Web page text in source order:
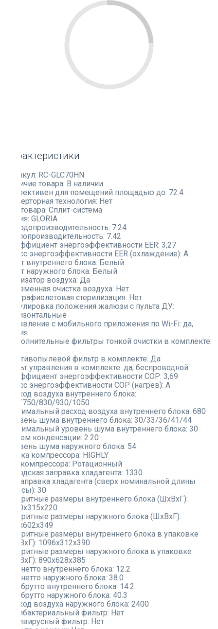
Характеристики
Артикул: RC-GLC70HN
Наличие товара: В наличии
Эффективен для помещений площадью до: 72.4
Инверторная технология: Нет
Тип товара: Сплит-система
Серия: GLORIA
Холодопроизводительность: 7.24
Теплопроизводительность: 7.42
Коэффициент энергоэффективности EER: 3,27
Класс энергоэффективности EER (охлаждение): A
Цвет внутреннего блока: Белый
Цвет наружного блока: Белый
Ионизатор воздуха: Да
Плазменная очистка воздуха: Нет
Ультрафиолетовая стерилизация: Нет
Регулировка положения жалюзи с пульта ДУ:
Горизонтальные
Управление с мобильного приложения по Wi-Fi: да,
опция
Дополнительные фильтры тонкой очистки в комплекте:
Противопылевой фильтр в комплекте: Да
Пульт управления в комплекте: да, беспроводной
Коэффициент энергоэффективности COP: 3,69
Класс энергоэффективности COP (нагрев): A
Расход воздуха внутреннего блока:
680/750/830/930/1050
Минимальный расход воздуха внутреннего блока: 680
Уровень шума внутреннего блока: 30/33/36/41/44
Минимальный уровень шума внутреннего блока: 30
Объем конденсации: 2.20
Уровень шума наружного блока: 54
Марка компрессора: HIGHLY
Тип компрессора: Ротационный
Заводская заправка хладагента: 1330
Дозаправка хладагента (сверх номинальной длины
трассы): 30
Габаритные размеры внутреннего блока (ШxВxГ):
1010x315x220
Габаритные размеры наружного блока (ШxВxГ):
853x602x349
Габаритные размеры внутреннего блока в упаковке
(ШxВxГ): 1096x312x390
Габаритные размеры наружного блока в упаковке
(ШxВxГ): 890x628x385
Вес нетто внутреннего блока: 12.2
Вес нетто наружного блока: 38.0
Вес брутто внутреннего блока: 14.2
Вес брутто наружного блока: 40.3
Расход воздуха наружного блока: 2400
Антибактериальный фильтр: Нет
Антивирусный фильтр: Нет